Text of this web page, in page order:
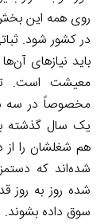
روی همه این
در کشور شود.
باید نیازهای
معیشت است.
مخصوصاً در سه
یک سال گذشته با
هم شغلشان را
شده‌اند که
شده روز به روز
سوق داده بشوند.